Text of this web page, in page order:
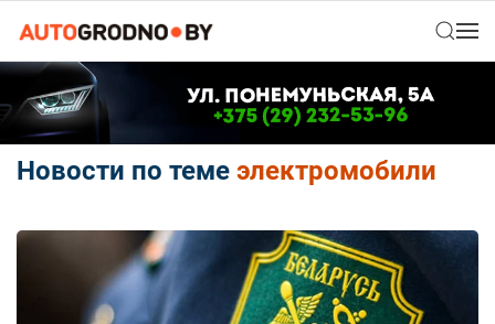
Новости по теме электромобили